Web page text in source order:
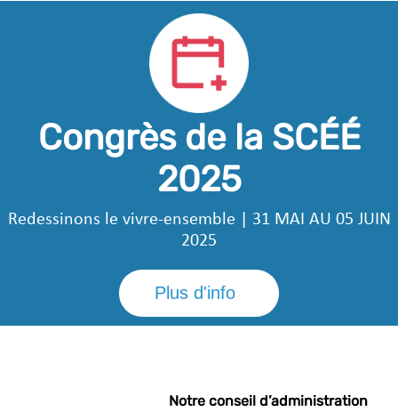
Congrès de la SCÉÉ
2025
Redessinons le vivre-ensemble | 31 MAI AU 05 JUIN
2025
Plus d'info
Notre conseil d’administration